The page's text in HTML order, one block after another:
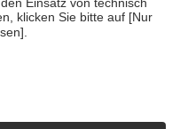
um echte Bewertungen
4419944605341